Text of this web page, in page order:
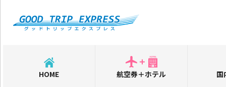
HOME 航空券＋ホテル 国